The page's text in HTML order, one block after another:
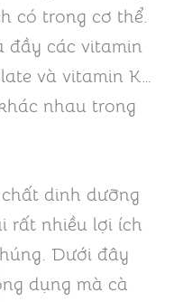
có trong cơ thể.
đầy các vitamin
và vitamin K…
nhau trong
dinh dưỡng
rất nhiều lợi ích
Dưới đây
dụng mà cà